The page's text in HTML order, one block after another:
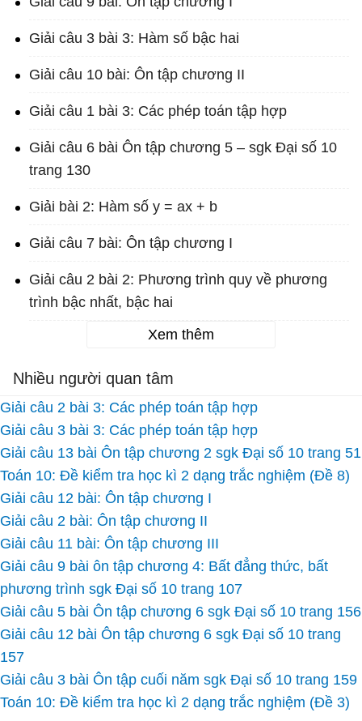
Giải câu 3 bài 3: Hàm số bậc hai
Giải câu 10 bài: Ôn tập chương II
Giải câu 1 bài 3: Các phép toán tập hợp
Giải câu 6 bài Ôn tập chương 5 – sgk Đại số 10
trang 130
Giải bài 2: Hàm số y = ax + b
Giải câu 7 bài: Ôn tập chương I
Giải câu 2 bài 2: Phương trình quy về phương
trình bậc nhất, bậc hai
Xem thêm
Nhiều người quan tâm
Giải câu 2 bài 3: Các phép toán tập hợp
Giải câu 3 bài 3: Các phép toán tập hợp
Giải câu 13 bài Ôn tập chương 2 sgk Đại số 10 trang 51
Toán 10: Đề kiểm tra học kì 2 dạng trắc nghiệm (Đề 8)
Giải câu 12 bài: Ôn tập chương I
Giải câu 2 bài: Ôn tập chương II
Giải câu 11 bài: Ôn tập chương III
Giải câu 9 bài ôn tập chương 4: Bất đẳng thức, bất
phương trình sgk Đại số 10 trang 107
Giải câu 5 bài Ôn tập chương 6 sgk Đại số 10 trang 156
Giải câu 12 bài Ôn tập chương 6 sgk Đại số 10 trang
157
Giải câu 3 bài Ôn tập cuối năm sgk Đại số 10 trang 159
Toán 10: Đề kiểm tra học kì 2 dạng trắc nghiệm (Đề 3)